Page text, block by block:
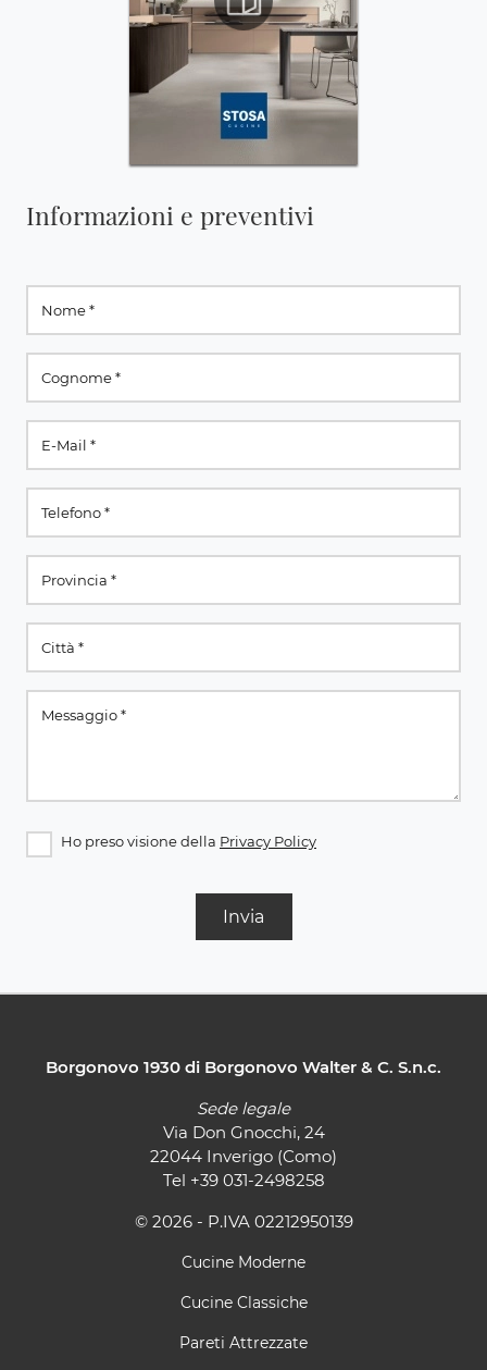
Informazioni e preventivi
Ho preso visione della Privacy Policy
Invia
Borgonovo 1930 di Borgonovo Walter & C. S.n.c.
Sede legale
Via Don Gnocchi, 24
22044 Inverigo (Como)
Tel +39 031-2498258
© 2026 - P.IVA 02212950139
Cucine Moderne
Cucine Classiche
Pareti Attrezzate